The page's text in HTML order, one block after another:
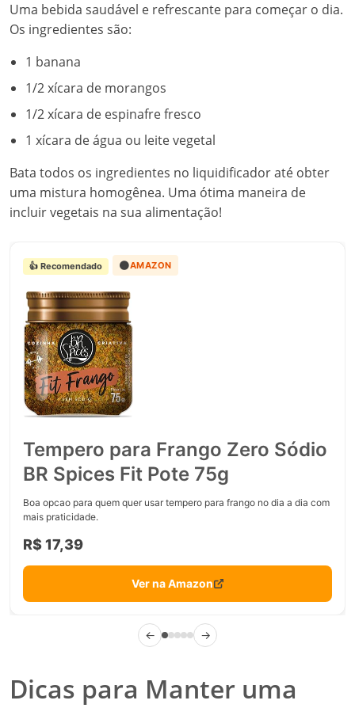
Uma bebida saudável e refrescante para começar o dia.
Os ingredientes são:
1 banana
1/2 xícara de morangos
1/2 xícara de espinafre fresco
1 xícara de água ou leite vegetal
Bata todos os ingredientes no liquidificador até obter
uma mistura homogênea. Uma ótima maneira de
incluir vegetais na sua alimentação!
👍 Recomendado 🟠AMAZON
Tempero para Frango Zero Sódio
BR Spices Fit Pote 75g
Boa opcao para quem quer usar tempero para frango no dia a dia com
mais praticidade.
R$ 17,39
Ver na Amazon
← →
Dicas para Manter uma